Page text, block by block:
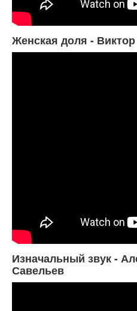
Женская доля -
Изначальный звук -
Савельев